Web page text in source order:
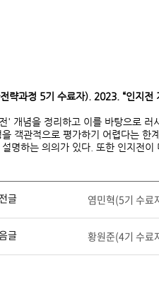
략과정 5기 수료자). 2023. “인지전
' 개념을 정리하고 이를 바탕으로
객관적으로 평가하기 어렵다는
명하는 의의가 있다. 또한 인지전
글 염민혁(5기 수
글 황원준(4기 수료